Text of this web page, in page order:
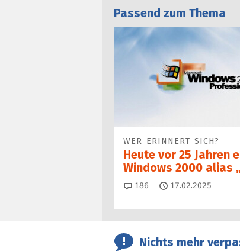
Passend zum Thema
WER ERINNERT SICH?
Heute vor 25 Jahren
Windows 2000 alias
186 Kommentare
17.02.2025
Nichts mehr